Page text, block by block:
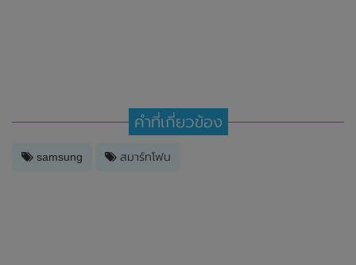
คำที่เกี่ยวข้อง
samsung สมาร์ทโฟน